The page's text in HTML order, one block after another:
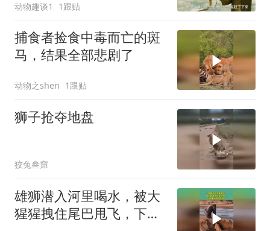
赶，看母狮卡丽如何用狩
猎夺回体面
动物趣谈1 1跟贴
捕食者捡食中毒而亡的斑
马，结果全部悲剧了
动物之shen 1跟贴
狮子抢夺地盘
狡兔叁窟
雄狮潜入河里喝水，被大
猩猩拽住尾巴甩飞，下秒